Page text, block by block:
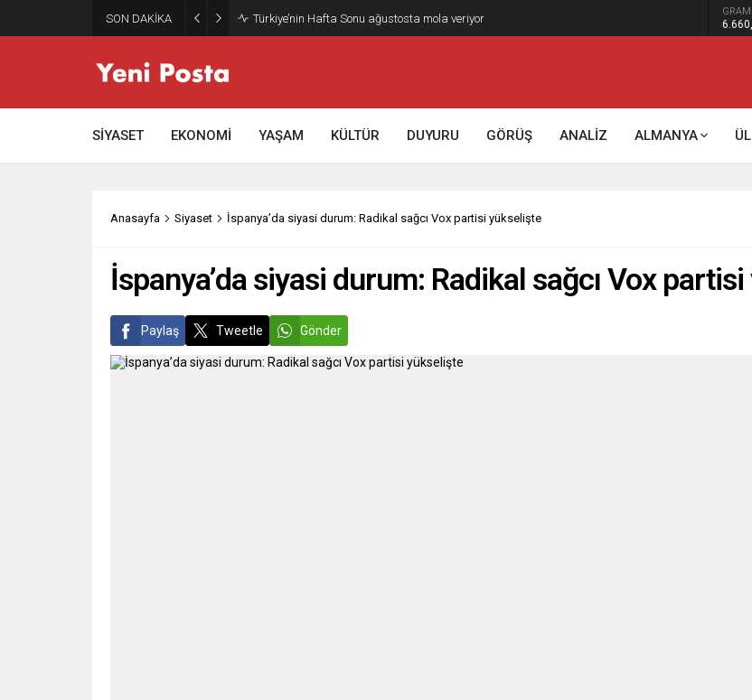
SON DAKİKA Gazze’nin geleceği: Teknokratik kontrol mü, kolonializm mi?
SİYASET EKONOMİ YAŞAM KÜLTÜR DUYURU GÖRÜŞ ANALİZ ALMANYA
Anasayfa Siyaset İspanya’da siyasi durum: Radikal sağcı Vox partisi yükselişte
İspanya’da siyasi durum: Radikal sağcı Vox
Paylaş Tweetle Gönder